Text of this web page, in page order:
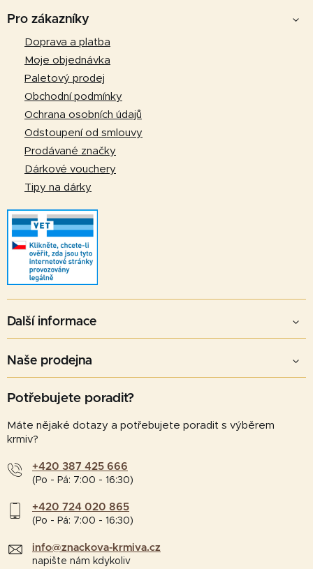
Pro zákazníky
Doprava a platba
Moje objednávka
Paletový prodej
Obchodní podmínky
Ochrana osobních údajů
Odstoupení od smlouvy
Prodávané značky
Dárkové vouchery
Tipy na dárky
Další informace
Naše prodejna
Potřebujete poradit?
Máte nějaké dotazy a potřebujete poradit s výběrem
krmiv?
+420 387 425 666
(Po - Pá: 7:00 - 16:30)
+420 724 020 865
(Po - Pá: 7:00 - 16:30)
info@znackova-krmiva.cz
napište nám kdykoliv